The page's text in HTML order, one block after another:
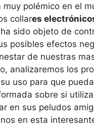
muy polémico en el
collares
sido objeto de
posibles efectos
de nuestras
analizaremos los
uso para que
sobre si
en sus peludos
en esta